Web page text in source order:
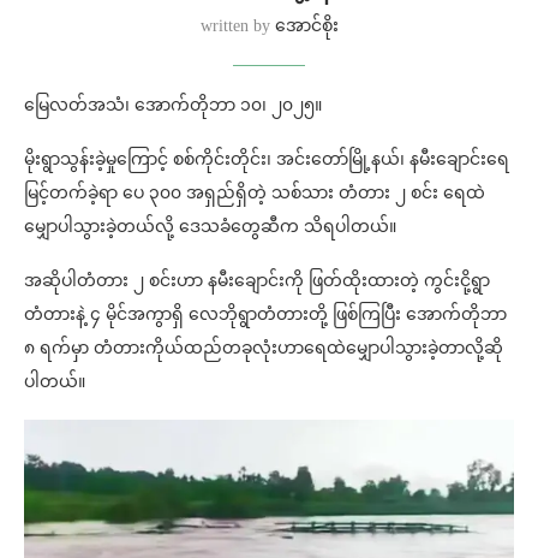
written by အောင်စိုး
မြေလတ်အသံ၊ အောက်တိုဘာ ၁၀၊ ၂၀၂၅။
မိုးရွာသွန်းခဲ့မှုကြောင့် စစ်ကိုင်းတိုင်း၊ အင်းတော်မြို့နယ်၊ နမီးချောင်းရေ
မြင့်တက်ခဲ့ရာ ပေ ၃၀၀ အရှည်ရှိတဲ့ သစ်သား တံတား ၂ စင်း ရေထဲ
မျှောပါသွားခဲ့တယ်လို့ ဒေသခံတွေဆီက သိရပါတယ်။
အဆိုပါတံတား ၂ စင်းဟာ နမီးချောင်းကို ဖြတ်ထိုးထားတဲ့ ကွင်းငို့ရွာ
တံတားနဲ့ ၄ မိုင်အကွာရှိ လေဘိုရွာတံတားတို့ ဖြစ်ကြပြီး အောက်တိုဘာ
၈ ရက်မှာ တံတားကိုယ်ထည်တခုလုံးဟာရေထဲမျှောပါသွားခဲ့တာလို့ဆို
ပါတယ်။